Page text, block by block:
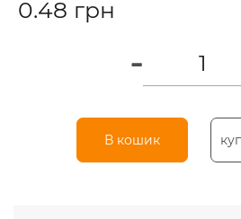
0.48 грн
В кошик